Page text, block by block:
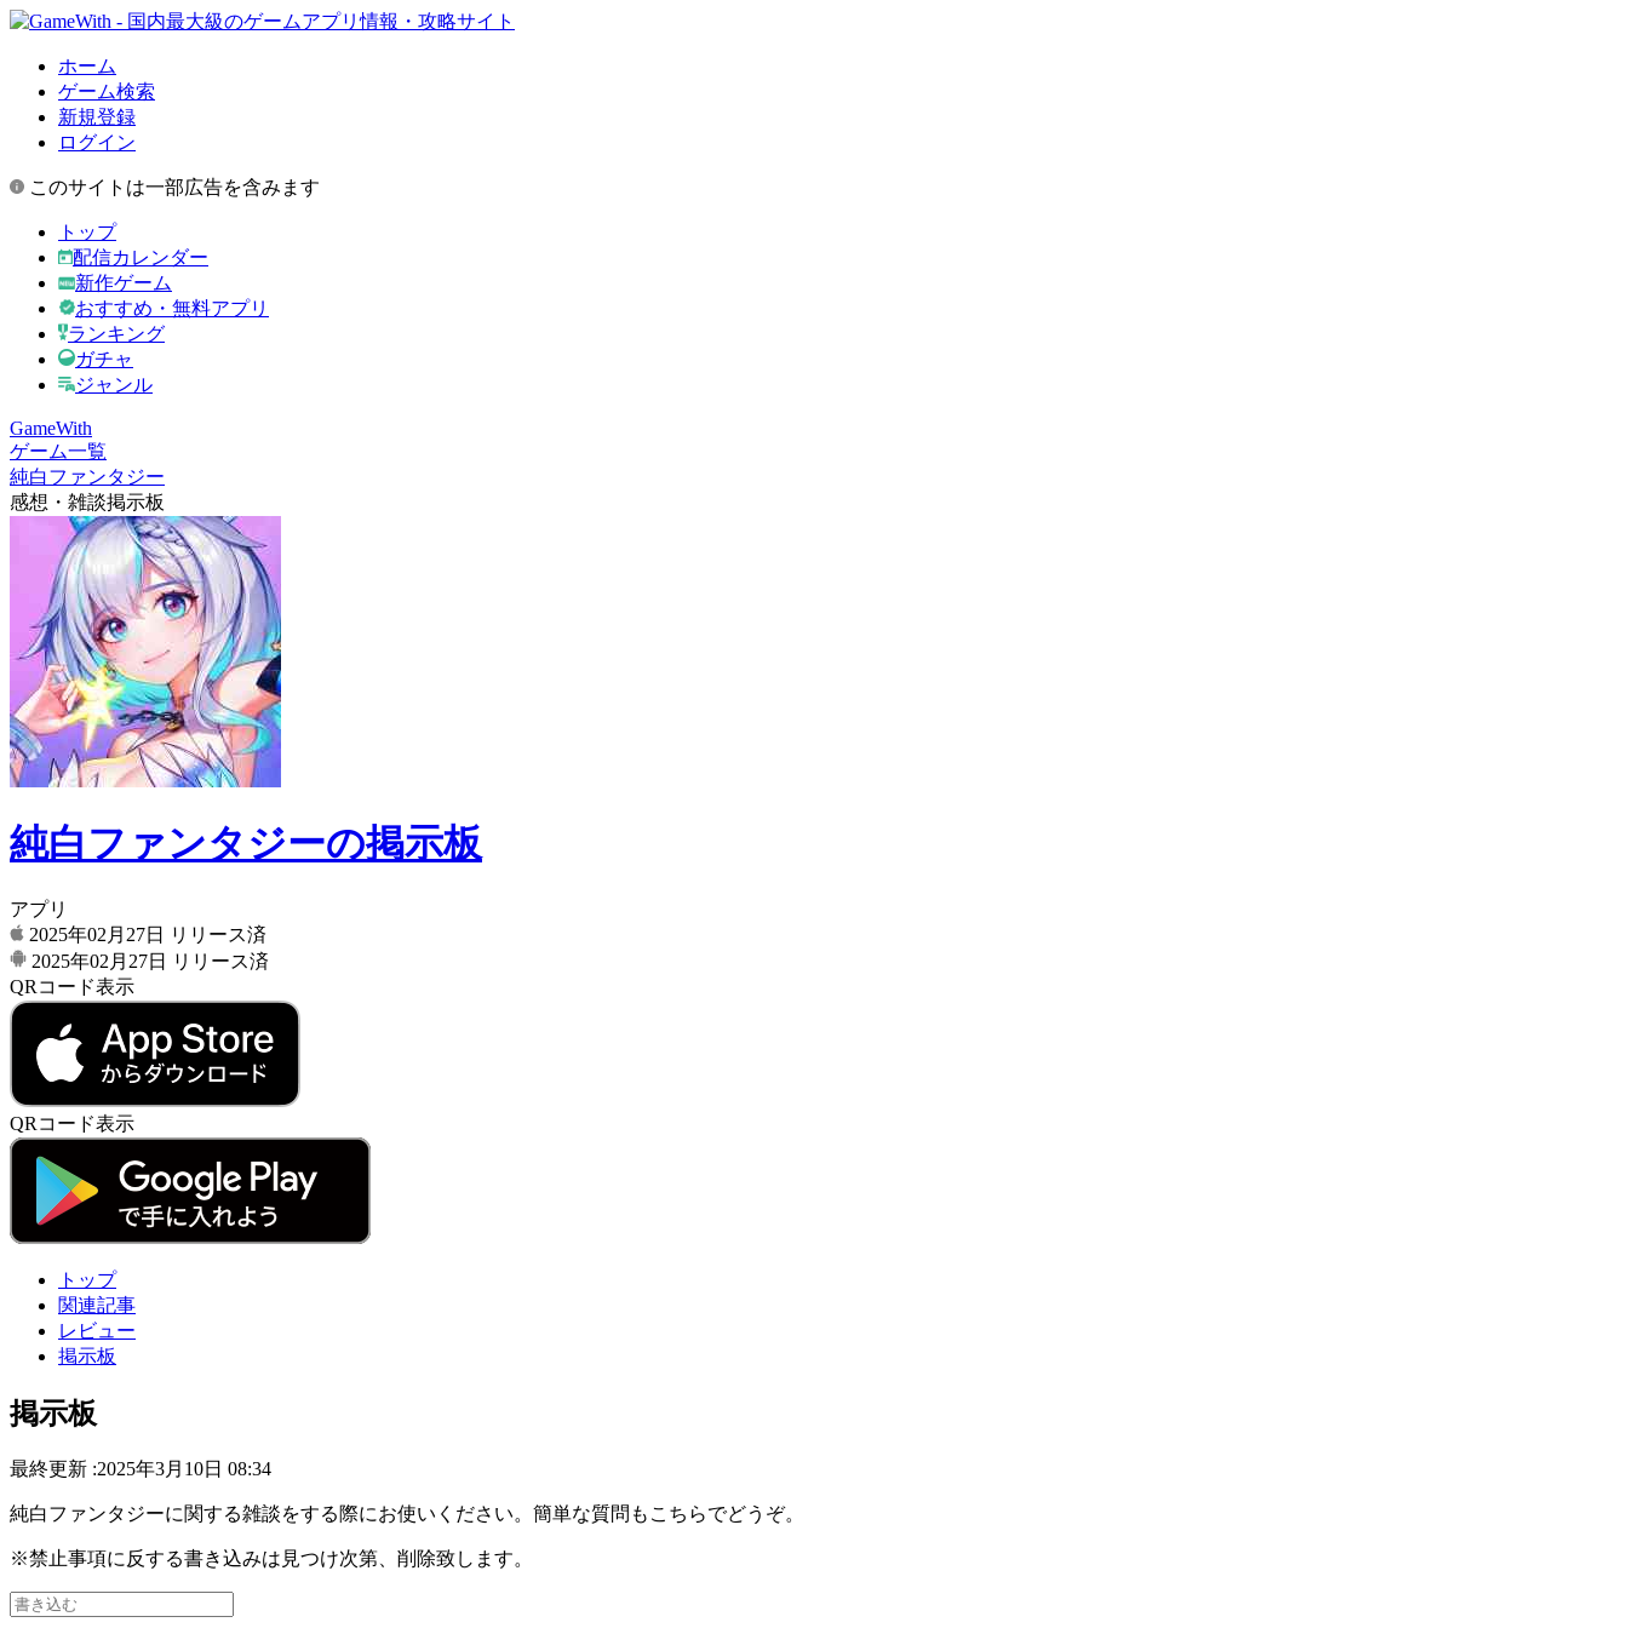
ホーム
ゲーム検索
新規登録
ログイン
このサイトは一部広告を含みます
トップ
配信カレンダー
新作ゲーム
おすすめ・無料アプリ
ランキング
ガチャ
ジャンル
GameWith
ゲーム一覧
純白ファンタジー
感想・雑談掲示板
純白ファンタジーの掲示板
アプリ
2025年02月27日
リリース済
2025年02月27日
リリース済
QRコード表示
QRコード表示
トップ
関連記事
レビュー
掲示板
掲示板
最終更新 :2025年3月10日 08:34
純白ファンタジーに関する雑談をする際にお使いください。簡単な質問もこちらでどうぞ。
※禁止事項に反する書き込みは見つけ次第、削除致します。